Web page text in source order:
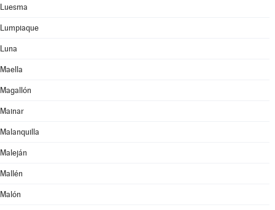
Luesma
Lumpiaque
Luna
Maella
Magallón
Mainar
Malanquilla
Maleján
Mallén
Malón